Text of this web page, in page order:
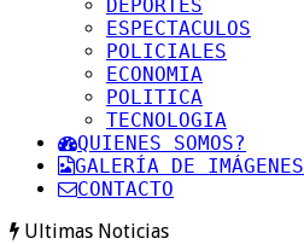
DEPORTES
ESPECTACULOS
POLICIALES
ECONOMIA
POLITICA
TECNOLOGIA
QUIENES SOMOS?
GALERÍA DE IMÁGENES
CONTACTO
Ultimas Noticias